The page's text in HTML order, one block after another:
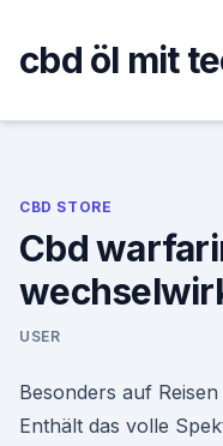
content
cbd öl mit
CBD STORE
Cbd
USER
Besonders auf
Enthält das volle